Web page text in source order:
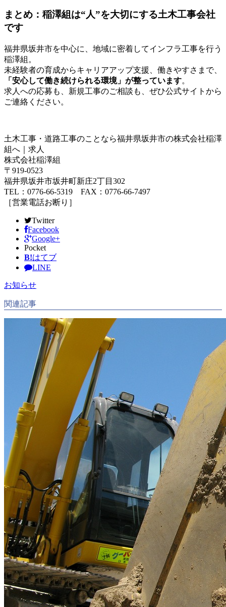
まとめ：稲澤組は“人”を大切にする土木工事会社
です
福井県坂井市を中心に、地域に密着してインフラ工事を行う
稲澤組。
未経験者の育成からキャリアアップ支援、働きやすさまで、
「安心して働き続けられる環境」が整っています。
求人への応募も、新規工事のご相談も、ぜひ公式サイトから
ご連絡ください。
土木工事・道路工事のことなら福井県坂井市の株式会社稲澤
組へ｜求人
株式会社稲澤組
〒919-0523
福井県坂井市坂井町新庄2丁目302
TEL：0776-66-5319 FAX：0776-66-7497
［営業電話お断り］
Twitter
Facebook
Google+
Pocket
B!はてブ
LINE
お知らせ
関連記事